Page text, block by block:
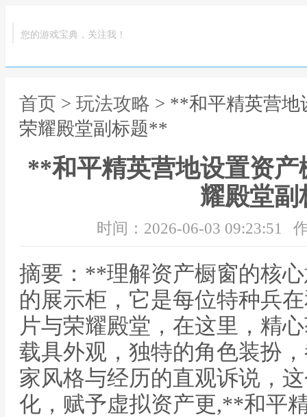
您的游戏宝典，关注我！
首页 > 玩法攻略 > **和平精英营地
荣耀殿堂副标题**
**和平精英营地设置资
耀殿堂
时间：2026-06-03 09:23:51
摘要：**理解资产橱窗的核
的展示柜，它是每位特种兵
片与荣耀殿堂，在这里，精
载具外观，独特的角色装扮
家风格与经历的直观诉说，
化，赋予虚拟资产更,**和平